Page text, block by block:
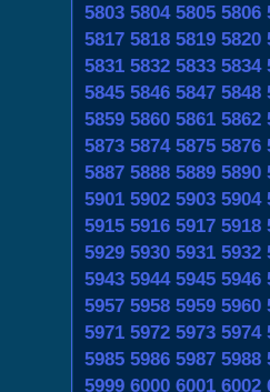
5803 5804 5805 5806
5817 5818 5819 5820
5831 5832 5833 5834
5845 5846 5847 5848
5859 5860 5861 5862
5873 5874 5875 5876
5887 5888 5889 5890
5901 5902 5903 5904
5915 5916 5917 5918
5929 5930 5931 5932
5943 5944 5945 5946
5957 5958 5959 5960
5971 5972 5973 5974
5985 5986 5987 5988
5999 6000 6001 6002